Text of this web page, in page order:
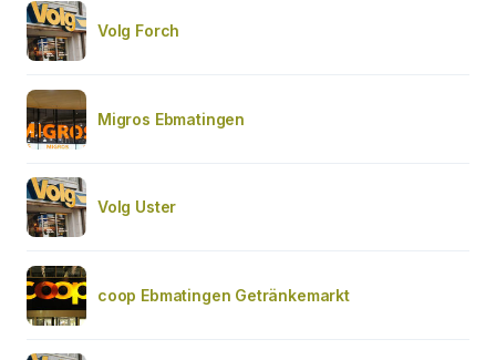
Volg Forch
Migros Ebmatingen
Volg Uster
coop Ebmatingen Getränkemarkt